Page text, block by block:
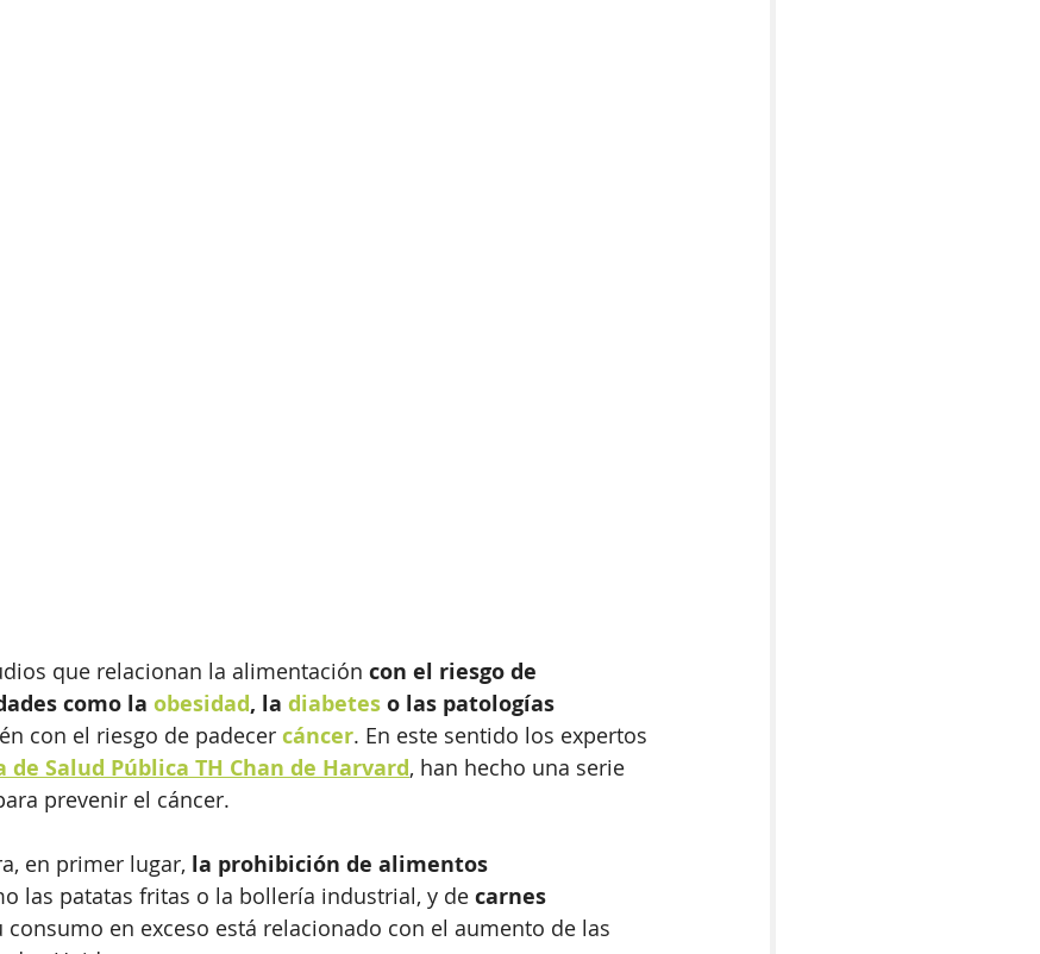
que relacionan la alimentación con el riesgo de
como la obesidad, la diabetes o las patologías
con el riesgo de padecer cáncer. En este sentido los expertos
de Salud Pública TH Chan de Harvard, han hecho una serie
prevenir el cáncer.
en primer lugar, la prohibición de alimentos
las patatas fritas o la bollería industrial, y de carnes
consumo en exceso está relacionado con el aumento de las